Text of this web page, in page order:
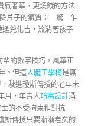
氣奢華、更燒錢的方法
片子的氣質：一驚一乍
兇化吉，流淌著孩子
的數字技巧，風華正
。但這人體工學椅是無
駛進瓊斯傳授的老年末
月，年青人巧寓設計涌
的不受拘束和對抗
斯傳授只要漸漸老矣的